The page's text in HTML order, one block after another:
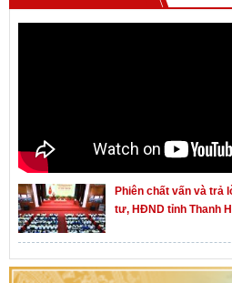
Phiên chất vấn và trả
tư, HĐND tỉnh Thanh
Khai mạc kỳ họp thứ